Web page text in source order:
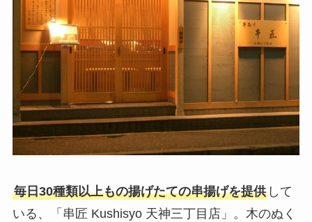
毎日30種類以上もの揚げたての串揚げを提供して
いる、「串匠 Kushisyo 天神三丁目店」。木のぬく